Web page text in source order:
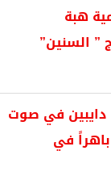
هبة
” السنين”
دايبين في صوت
في